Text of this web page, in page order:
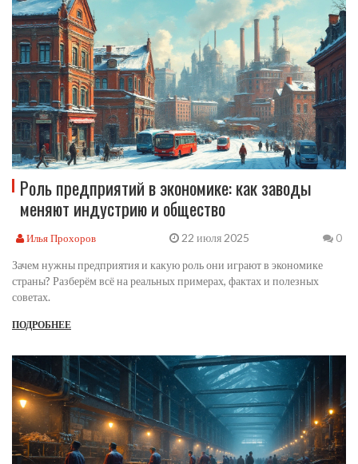
Роль предприятий в экономике: как заводы
меняют индустрию и общество
Илья Прохоров 22 июля 2025 0
Зачем нужны предприятия и какую роль они играют в экономике
страны? Разберём всё на реальных примерах, фактах и полезных
советах.
ПОДРОБНЕЕ